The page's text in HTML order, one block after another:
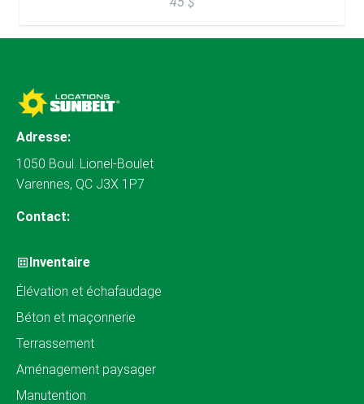
Adresse:
1050 Boul. Lionel-Boulet
Varennes, QC J3X 1P7
Contact:
Inventaire
Élévation et échafaudage
Béton et maçonnerie
Terrassement
Aménagement paysager
Manutention